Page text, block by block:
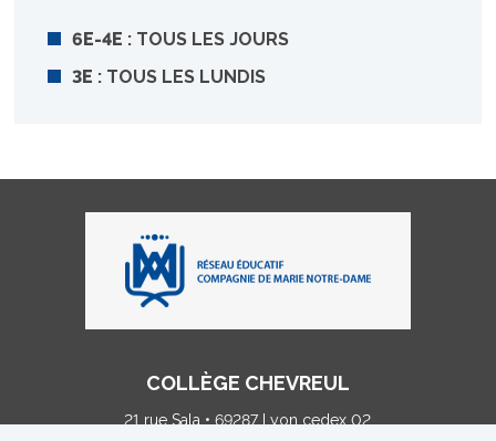
6E-4E : TOUS LES JOURS
3E : TOUS LES LUNDIS
COLLÈGE CHEVREUL
21 rue Sala • 69287 Lyon cedex 02